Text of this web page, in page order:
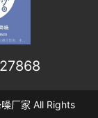
厂家 All Rights